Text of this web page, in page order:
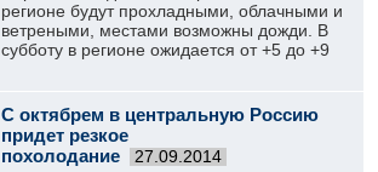
регионе будут прохладными, облачными и
ветреными, местами возможны дожди. В
субботу в регионе ожидается от +5 до +9
С октябрем в центральную Россию
придет резкое
похолодание
27.09.2014